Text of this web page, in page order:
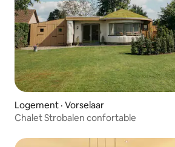
Logement · Vorselaar
Chalet Strobalen confortable